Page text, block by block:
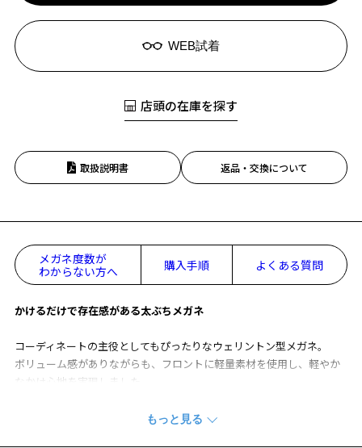
WEB試着
店頭の在庫を探す
取扱説明書 返品・交換について
メガネ度数が
わからない方へ
購入手順 よくある質問
かけるだけで存在感がある太ぶちメガネ
コーディネートの主役としてもぴったりなウェリントン型メガネ。
ボリューム感がありながらも、フロントに軽量素材を使用し、軽やか
なかけ心地を実現しました。